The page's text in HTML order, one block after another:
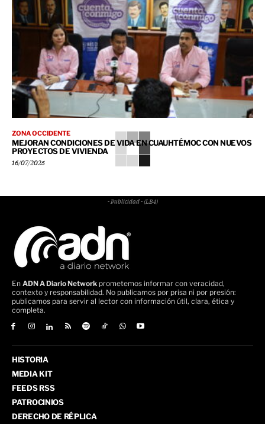
ZONA OCCIDENTE
MEJORAN CONDICIONES DE VIDA EN CUAUHTÉMOC CON NUEVOS
PROYECTOS DE VIVIENDA
16/07/2025
- Publicidad - (LB4)
En ADN A Diario Network prometemos informar con veracidad,
contexto y responsabilidad. No publicamos por prisa ni por presión:
publicamos para servir al lector con información útil, clara, ética y
completa.
HISTORIA
MEDIA KIT
FEEDS RSS
PATROCINIOS
DERECHO DE RÉPLICA